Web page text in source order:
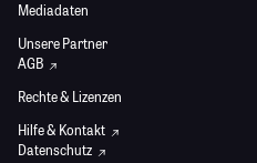
Mediadaten
Unsere Partner
AGB
Rechte & Lizenzen
Hilfe & Kontakt
Datenschutz